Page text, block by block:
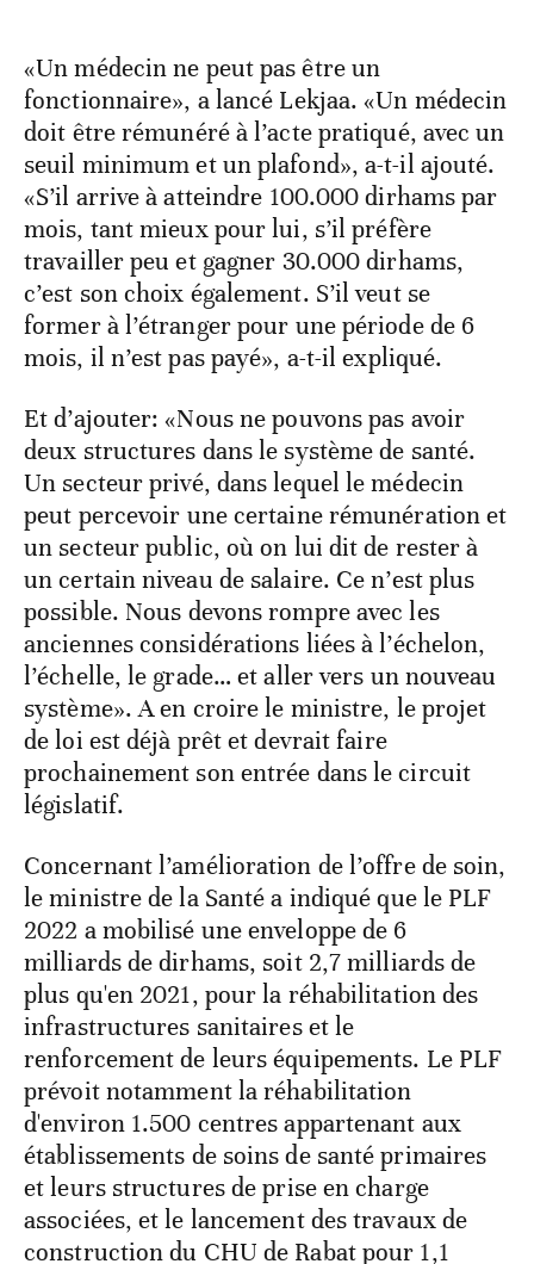
«Un médecin ne peut pas être un
fonctionnaire», a lancé Lekjaa. «Un médecin
doit être rémunéré à l’acte pratiqué, avec un
seuil minimum et un plafond», a-t-il ajouté.
«S’il arrive à atteindre 100.000 dirhams par
mois, tant mieux pour lui, s’il préfère
travailler peu et gagner 30.000 dirhams,
c’est son choix également. S’il veut se
former à l’étranger pour une période de 6
mois, il n’est pas payé», a-t-il expliqué.
Et d’ajouter: «Nous ne pouvons pas avoir
deux structures dans le système de santé.
Un secteur privé, dans lequel le médecin
peut percevoir une certaine rémunération et
un secteur public, où on lui dit de rester à
un certain niveau de salaire. Ce n’est plus
possible. Nous devons rompre avec les
anciennes considérations liées à l’échelon,
l’échelle, le grade… et aller vers un nouveau
système». A en croire le ministre, le projet
de loi est déjà prêt et devrait faire
prochainement son entrée dans le circuit
législatif.
Concernant l’amélioration de l’offre de soin,
le ministre de la Santé a indiqué que le PLF
2022 a mobilisé une enveloppe de 6
milliards de dirhams, soit 2,7 milliards de
plus qu'en 2021, pour la réhabilitation des
infrastructures sanitaires et le
renforcement de leurs équipements. Le PLF
prévoit notamment la réhabilitation
d'environ 1.500 centres appartenant aux
établissements de soins de santé primaires
et leurs structures de prise en charge
associées, et le lancement des travaux de
construction du CHU de Rabat pour 1,1